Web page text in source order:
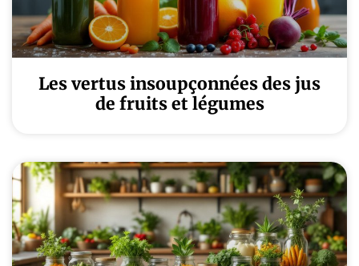
Les vertus insoupçonnées des jus
de fruits et légumes